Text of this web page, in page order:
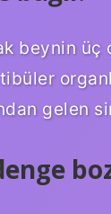
beynin üç
gelen